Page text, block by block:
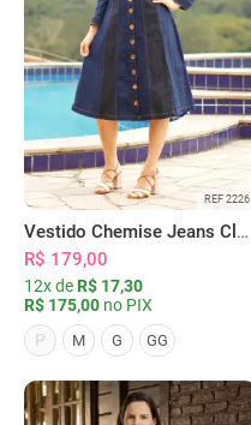
REF 2226
Vestido Chemise Jeans Clássica Serena
R$ 179,00
12x de R$ 17,30
R$ 175,00 no PIX
P
M G GG